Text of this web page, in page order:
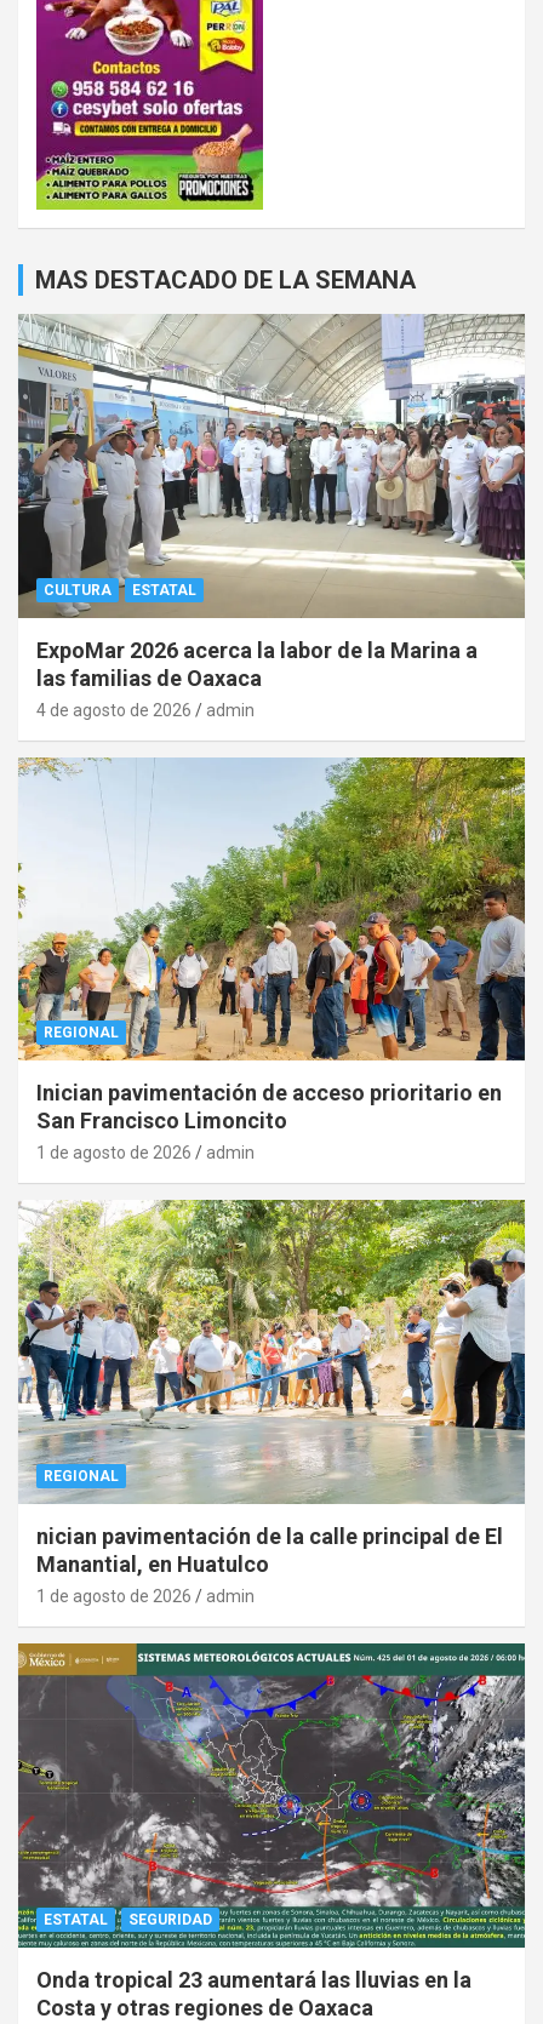
MAS DESTACADO DE LA SEMANA
CULTURA ESTATAL
ExpoMar 2026 acerca la labor de la Marina a
las familias de Oaxaca
4 de agosto de 2026 admin
REGIONAL
Inician pavimentación de acceso prioritario en
San Francisco Limoncito
1 de agosto de 2026 admin
REGIONAL
nician pavimentación de la calle principal de El
Manantial, en Huatulco
1 de agosto de 2026 admin
ESTATAL SEGURIDAD
Onda tropical 23 aumentará las lluvias en la
Costa y otras regiones de Oaxaca